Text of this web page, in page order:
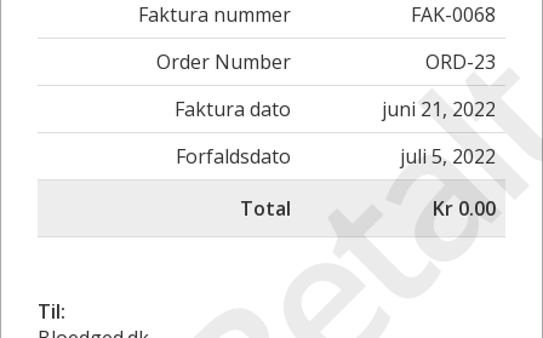
Faktura nummer
FAK-0068
Order Number
ORD-23
Faktura dato
juni 21, 2022
Forfaldsdato
juli 5, 2022
Total
Kr 0.00
Til: